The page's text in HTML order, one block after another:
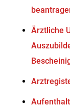
Ärztliche